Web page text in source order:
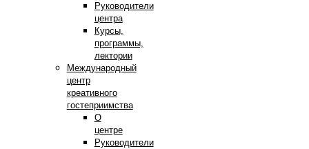
Руководители
центра
Курсы,
программы,
лектории
Международный
центр
креативного
гостеприимства
О
центре
Руководители